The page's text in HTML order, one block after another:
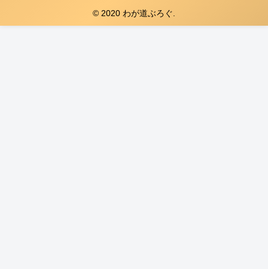
© 2020 わが道ぶろぐ.